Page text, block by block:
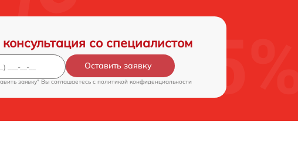
со специалистом
Оставить заявку
заявку" Вы соглашаетесь c политикой конфиденциальности